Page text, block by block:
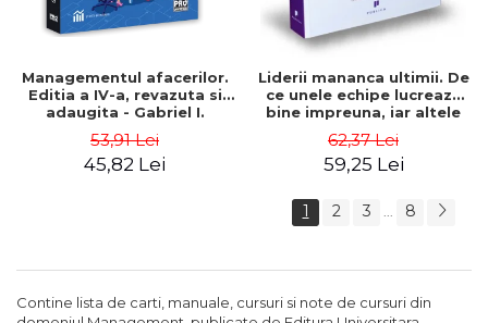
Managementul afacerilor.
Editia a IV-a, revazuta si
adaugita - Gabriel I.
53,91 Lei
45,82 Lei
Liderii mananca ultimii. De
ce unele echipe lucreaza
bine impreuna, iar altele
Sinek
62,37 Lei
59,25 Lei
1 2 3 ... 8
Contine lista de carti, manuale, cursuri si note de cursuri din